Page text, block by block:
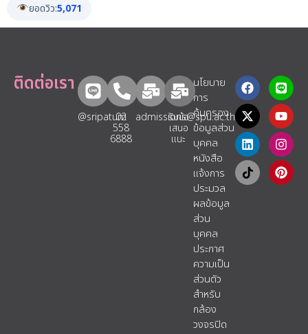
ยอดวิว:5,071
ติดต่อเรา
@sripatum
02
558
6888
admissions@spu.ac.th
รับข้อ
เสนอ
แนะ​
นโยบาย
การ
คุ้มครอง
ข้อมูลส่วน
บุคคล
หนังสือ
แจ้งการ
ประมวล
ผลข้อมูล
ส่วน
บุคคล
ประกาศ
ความเป็น
ส่วนตัว
สำหรับ
กล้อง
วงจรปิด